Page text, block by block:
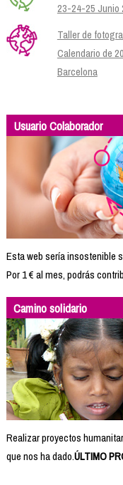
23-24-25 Junio
Taller de
Calendario de
Barcelona
Usuario Colaborador
Esta web sería insostenible
Por 1 € al mes, podrás
Camino solidario
Realizar proyectos
que nos ha dado.ÚLTIMO